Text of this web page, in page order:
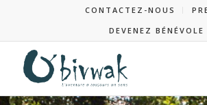
CONTACTEZ-NOUS
DEVENEZ BÉNÉVOLE